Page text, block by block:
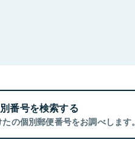
番号を検索する
の個別郵便番号をお調べします。